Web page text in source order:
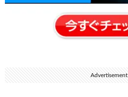
Advertisement